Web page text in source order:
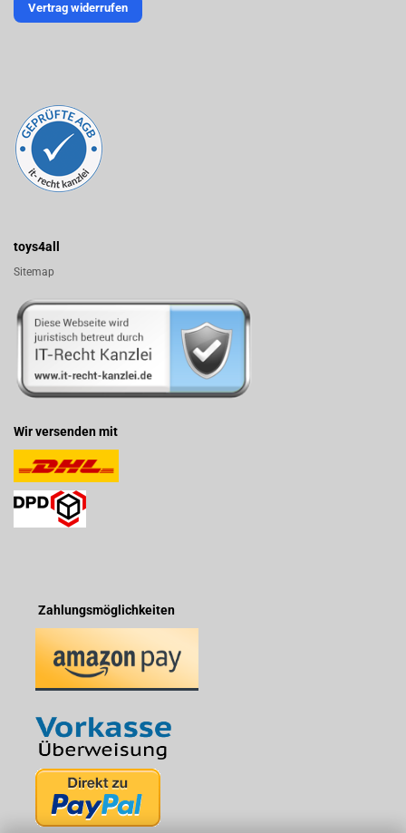
Vertrag widerrufen
toys4all
Sitemap
Wir versenden mit
Zahlungsmöglichkeiten